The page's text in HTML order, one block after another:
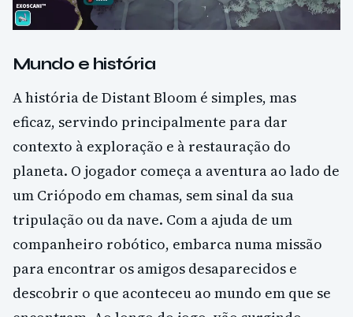
Mundo e história
A história de Distant Bloom é simples, mas
eficaz, servindo principalmente para dar
contexto à exploração e à restauração do
planeta. O jogador começa a aventura ao lado de
um Criópodo em chamas, sem sinal da sua
tripulação ou da nave. Com a ajuda de um
companheiro robótico, embarca numa missão
para encontrar os amigos desaparecidos e
descobrir o que aconteceu ao mundo em que se